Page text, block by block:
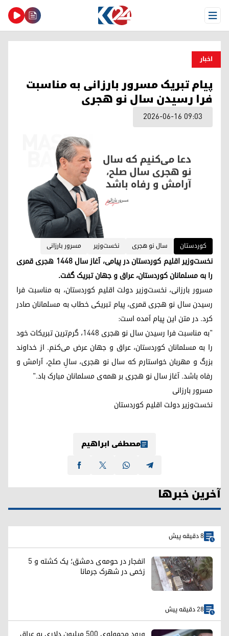
Open Menu
اخبار
پیام تبریک مسرور بارزانی به مناسبت
فرا رسیدن سال نو هجری
2026-06-16 09:03
کوردستان سال نو هجری نخست‌وزیر مسرور بارزانی
نخست‌وزیر اقلیم کوردستان در پیامی، آغاز سال ۱۴۴۸ هجری قمری
را به مسلمانان کوردستان، عراق و جهان تبریک گفت.
مسرور بارزانی، نخست‌وزیر دولت اقلیم کوردستان، به مناسبت فرا
رسیدن سال نو هجری قمری، پیام تبریکی خطاب به مسلمانان صادر
کرد. در متن این پیام آمده است:
"به مناسبت فرا رسیدن سال نو هجری ۱۴۴۸، گرم‌ترین تبریکات خود
را به مسلمانان کوردستان، عراق و جهان عرض می‌کنم. از خداوند
بزرگ و مهربان خواستارم که سال نو هجری، سالِ صلح، آرامش و
رفاه باشد. آغاز سال نو هجری بر همه‌ی مسلمانان مبارک باد."
مسرور بارزانی
نخست‌وزیر دولت اقلیم کوردستان
مصطفی ابراهیم
آخرین خبرها
8 دقیقه پیش
انفجار در حومه‌ی دمشق؛ یک کشته و ۵
زخمی در شهرک جرمانا
28 دقیقه پیش